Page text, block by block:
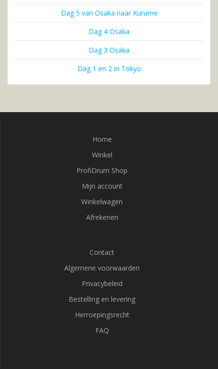
Dag 5 van Osaka naar Kurume
Dag 4 Osaka
Dag 3 Osaka
Dag 1 en 2 in Tokyo
Home
Winkel
ProfiDrum Shop
Mijn account
Winkelwagen
Afrekenen
Contact
Algemene voorwaarden
Privacybeleid
Bestelling en levering
Herroepingsrecht
FAQ